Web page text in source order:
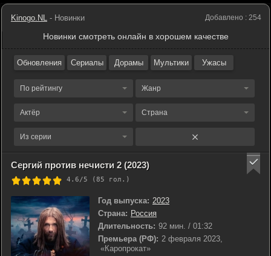
Добавлено : 254
Kinogo.NL - Новинки
Новинки смотреть онлайн в хорошем качестве
Обновления Сериалы Дорамы Мультики Ужасы
По рейтингу Жанр
Актёр Страна
Из серии
Сергий против нечисти 2 (2023)
4.6/5 (85 гол.)
Год выпуска: 2023
Страна: Россия
Длительность: 92 мин. / 01:32
Премьера (РФ): 2 февраля 2023,
«Каропрокат»